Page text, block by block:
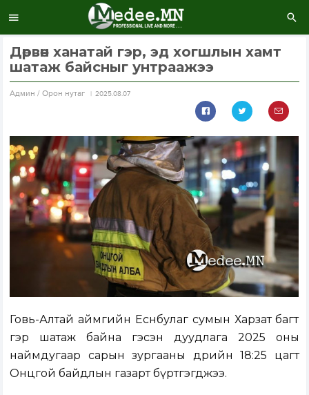
Дөрвөн ханатай гэр, эд хогшлын хамт
шатаж байсныг унтраажээ
Aдмин / Орон нутаг 2025.08.07
Говь-Алтай аймгийн Есөнбулаг сумын Харзат багт
гэр шатаж байна гэсэн дуудлага 2025 оны
наймдугаар сарын зургааны өдрийн 18:25 цагт
Онцгой байдлын газарт бүртгэгджээ.